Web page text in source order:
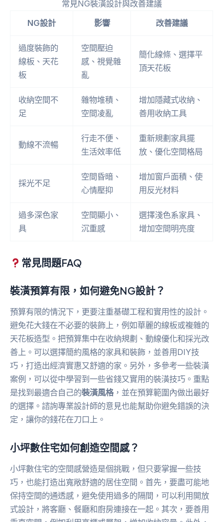
常見NG裝潢設計與改善建議
NG設計
影響 改善建議
過度裝飾的
線板、天花
板
空間壓迫
感、視覺雜
亂
簡化線條、選擇平
頂天花板
收納空間不
足
雜物堆積、
空間凌亂
增加隱藏式收納、
善用收納工具
動線不流暢
行走不便、
生活效率低
重新規劃家具擺
放、優化空間格局
採光不足
空間昏暗、
心情壓抑
增加窗戶面積、使
用反光材料
過多深色家
具
空間顯小、
沉重感
選擇淺色系家具、
增加空間明亮度
常見問題FAQ
裝潢預算有限，如何避免NG設計？
預算有限的情況下，更要注重基礎工程和實用性的設計。
避免花大錢在不必要的裝飾上，例如華麗的線板或複雜的
天花板造型。把預算集中在收納規劃、動線優化和採光改
善上。可以選擇簡約風格的家具和裝飾，並善用DIY技
巧，打造出經濟實惠又舒適的家。另外，多參考一些裝潢
案例，可以從中學習到一些省錢又實用的裝潢技巧。重點
是找到最適合自己的裝潢風格，並在預算範圍內做出最好
的選擇。諮詢專業設計師的意見也能幫助你避免錯誤的決
定，讓你的錢花在刀口上。
小坪數住宅如何創造空間感？
小坪數住宅的空間感營造是個挑戰，但只要掌握一些技
巧，也能打造出寬敞舒適的居住空間。首先，要盡可能地
保持空間的通透感，避免使用過多的隔間，可以利用開放
式設計，將客廳、餐廳和廚房連接在一起。其次，要善用